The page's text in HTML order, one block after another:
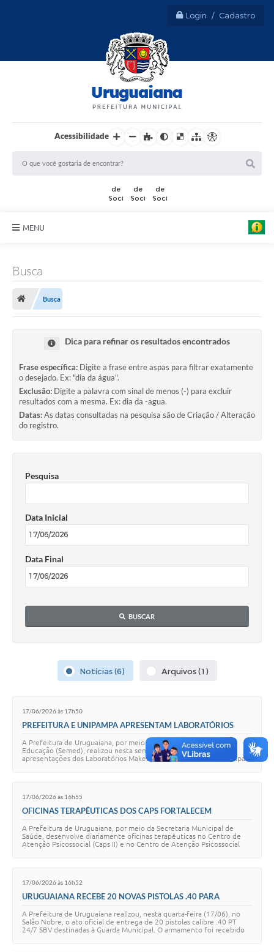
Login / Cadastro
Acessibilidade
MENU
Ouvidorias
Carta de Serviços
Transparência
COVID-19
Prefeito Municipal
Requerimento geral
Conselhos Municipais
Arquivo Histórico
Solicitação Obras
Tramitação de Processos
SIM - Serviço de Inspeção Municipal
Vigilância Ambiental em Saúde
Galeria de Fotos
Contratos
Galeria de Vídeos
Contas Públicas
Busca
Busca
Dica para refinar os resultados encontrados
Frase específica: Digite a frase entre aspas para filtrar exatamente
o desejado. Ex: "dia da água".
Exclusão: Digite a palavra com sinal de menos (-) para excluir
resultados com a mesma. Ex: dia da -agua.
Datas:As datas consultadas na pesquisa são de Criação / Alteração
do registro.
Pesquisa
Data Inicial
Data Final
BUSCAR
Notícias (6) Arquivos (1)
17/06/2026 às 17h50
PREFEITURA E UNIPAMPA APRESENTAM LABORATÓRIOS
MAKER EM ESCOLAS DA REDE MUNICIPAL
A Prefeitura de Uruguaiana, por meio da Secretaria Municipal de
Educação (Semed), realizou nesta semana uma série de
apresentações dos Laboratórios Maker em escolas da rede municipal.
17/06/2026 às 16h55
OFICINAS TERAPÊUTICAS DOS CAPS FORTALECEM
A Prefeitura de Uruguaiana, por meio da Secretaria Municipal de
Saúde, desenvolve diariamente oficinas terapêuticas no Centro de
Atenção Psicossocial (Caps II) e no Centro de Atenção Psicossocial
17/06/2026 às 16h52
URUGUAIANA RECEBE 20 NOVAS PISTOLAS .40 PARA
A Prefeitura de Uruguaiana realizou, nesta quarta-feira (17/06), no
Salão Nobre, o ato oficial de entrega de 20 pistolas calibre .40 PT
24/7 SBV destinadas à Guarda Municipal. O armamento foi recebido